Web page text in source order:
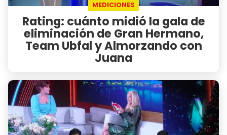
MEDICIONES
Rating: cuánto midió la gala de
eliminación de Gran Hermano,
Team Ubfal y Almorzando con
Juana